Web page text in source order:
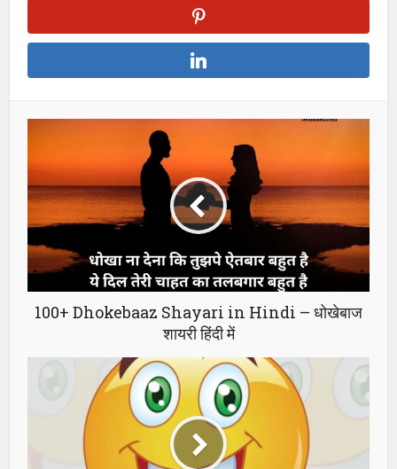
100+ Dhokebaaz Shayari in Hindi – धोखेबाज
शायरी हिंदी में